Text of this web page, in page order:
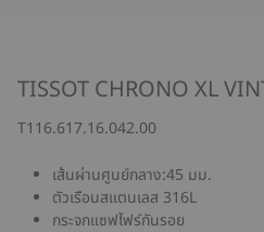
TISSOT CHRONO XL
T116.617.16.042.00
เส้นผ่านศูนย์กลาง:45 มม.
ตัวเรือนสแตนเลส 316L
กระจกแซฟไฟร์กันรอย